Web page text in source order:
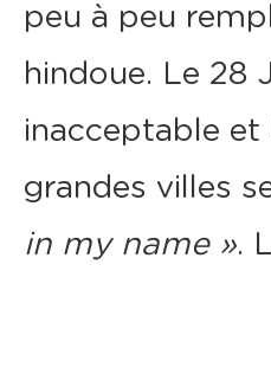
peu à peu
hindoue. Le 28
inacceptable et
grandes villes
in my name ».